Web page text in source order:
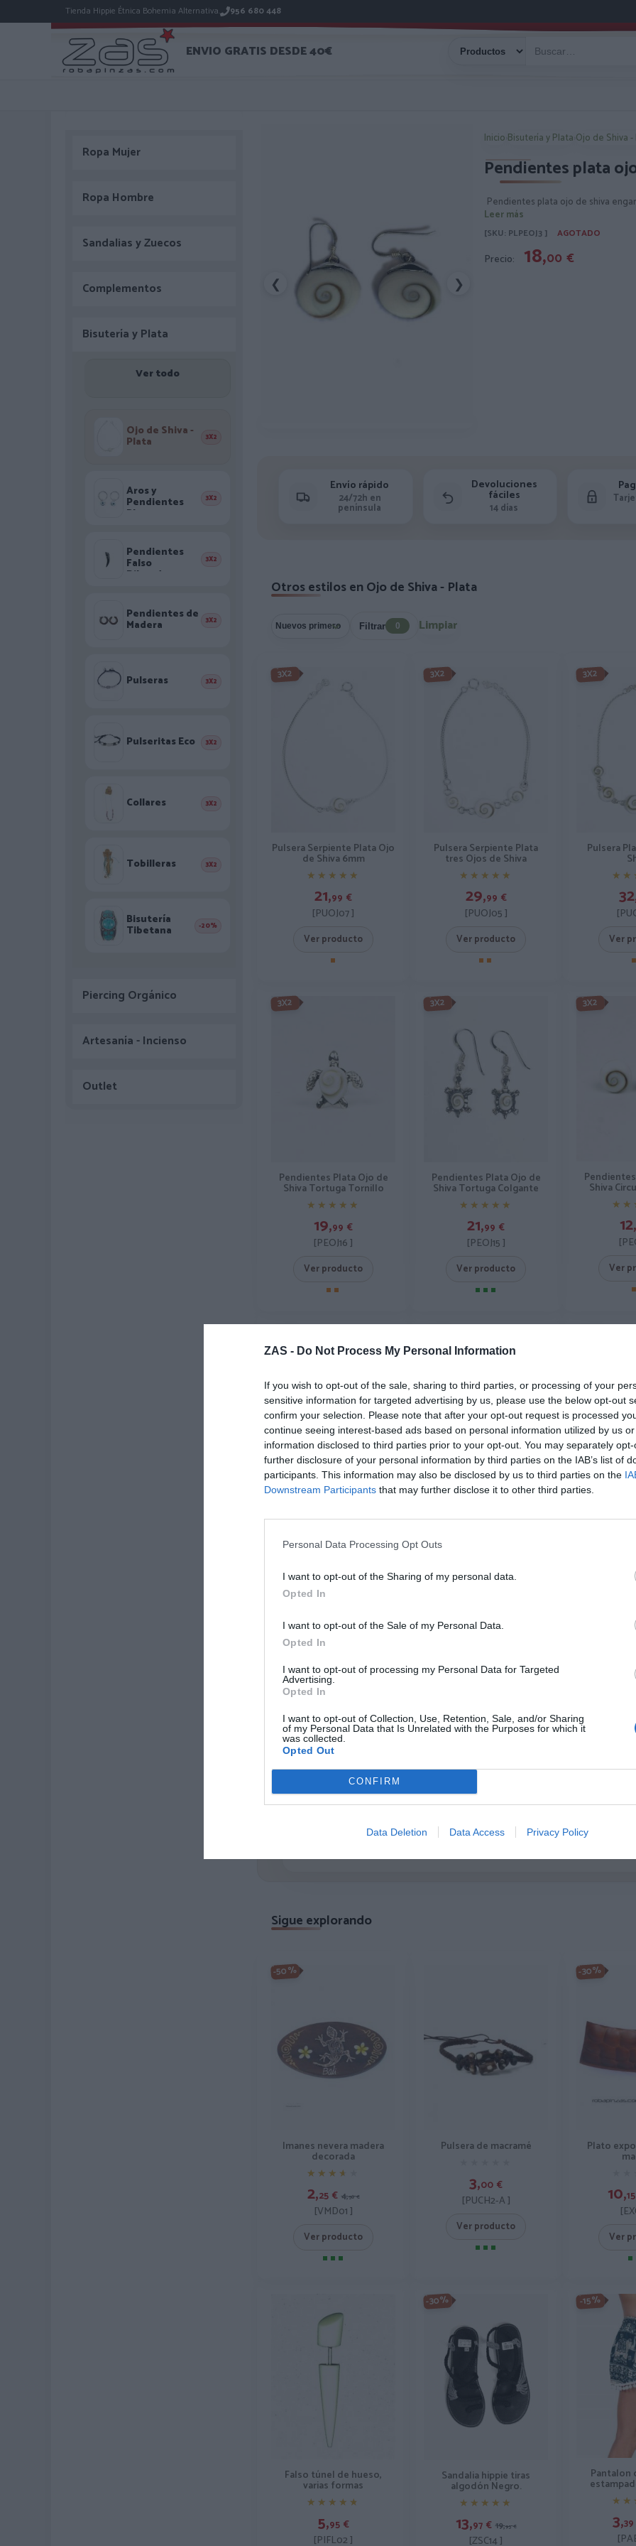
ZAS - Do Not Process My Personal Information
If you wish to opt-out of the sale, sharing to third parties, or processing of your
sensitive information for targeted advertising by us, please use the below opt-out
confirm your selection. Please note that after your opt-out request is processed
continue seeing interest-based ads based on personal information utilized by us
information disclosed to third parties prior to your opt-out. You may separately
further disclosure of your personal information by third parties on the IAB’s list of
participants. This information may also be disclosed by us to third parties on the
Downstream Participants that may further disclose it to other third parties.
Personal Data Processing Opt Outs
I want to opt-out of the Sharing of my personal data.
Opted In
I want to opt-out of the Sale of my Personal Data.
Opted In
I want to opt-out of processing my Personal Data for Targeted
Advertising.
Opted In
I want to opt-out of Collection, Use, Retention, Sale, and/or Sharing
of my Personal Data that Is Unrelated with the Purposes for which it
was collected.
Opted Out
CONFIRM
Data Deletion Data Access Privacy Policy
Tienda Hippie Étnica Bohemia Alternativa. 956 680 448
ENVIO GRATIS DESDE 40€
Ropa Mujer
Ropa Hombre
Sandalias y Zuecos
Complementos
Bisutería y Plata
Ver todo
Ojo de Shiva -
Plata 3X2
Aros y
Pendientes
Plata
3X2
Pendientes
Falso
Dilatadores
3X2
Pendientes de
Madera 3X2
Pulseras 3X2
Pulseritas Eco 3X2
Collares 3X2
Tobilleras 3X2
Bisutería
Tibetana -20%
Piercing Orgánico
Artesanía - Incienso
Outlet
❮ ❯
Inicio Bisutería y Plata Ojo de Shiva -
Pendientes plata
Pendientes plata ojo de shiva
Leer más
[SKU: PLPEOJ3 ] AGOTADO
Precio: 18,00 €
Envío rápido
24/72h en
península
Devoluciones
fáciles
14 días
Otros estilos en Ojo de Shiva - Plata
Filtrar 0 Limpiar
3X2
Pulsera Serpiente Plata Ojo
de Shiva 6mm
★★★★★
★★★★★
21,99 €
[PUOJ07 ]
Ver producto
3X2
Pulsera Serpiente Plata
tres Ojos de Shiva
★★★★★
★★★★★
29,99 €
[PUOJ05 ]
Ver producto
3X2
Pulsera
Ver
3X2
Pendientes Plata Ojo de
Shiva Tortuga Tornillo
★★★★★
★★★★★
19,99 €
[PEOJ16 ]
Ver producto
3X2
Pendientes Plata Ojo de
Shiva Tortuga Colgante
★★★★★
★★★★★
21,99 €
[PEOJ15 ]
Ver producto
3X2
Shiva
12,
Ver
de Shiva
29,
[ANOJ10 ]
Ver producto
Shiva Minimalista
[ANOJ01 ]
de Shiva
Casi 3 décadas vistiendo almas libres con piezas auténticas traídas directamente
Sigue explorando
-50%
Imanes nevera madera
decorada
★★★★★
★★★★★
2,25 € 4,50 €
[VMD01 ]
Ver producto
Pulsera de macramé
3,00 €
[PUCH2-A ]
Ver producto
-30%
Plato
10,15
Ver
Falso túnel de hueso,
varias formas
★★★★★
★★★★★
5,95 €
[PIFL02 ]
-30%
Sandalia hippie tiras
algodón Negro.
★★★★★
★★★★★
13,97 € 19,95 €
[ZSC14 ]
-15%
Pantalon
3,39